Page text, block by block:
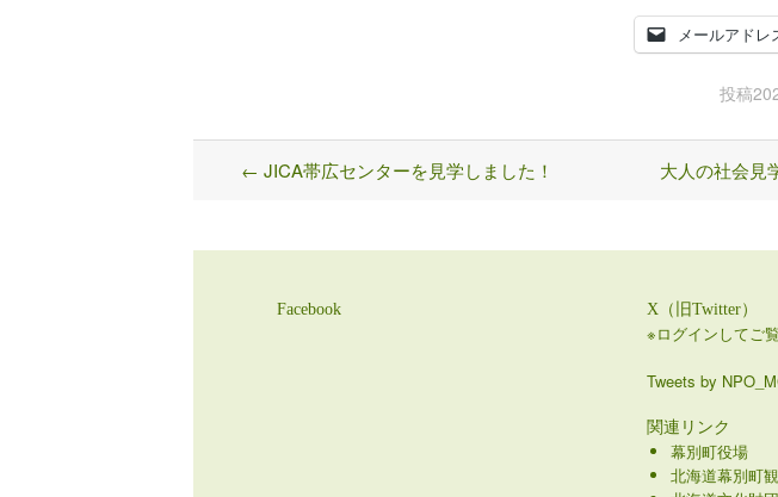
メールアドレ
投稿
Post
← JICA帯広センターを見学しました！ 大人の社会見
Facebook X（旧Twitter）
※ログインしてご
Tweets by
関連リンク
幕別町役場
北海道幕別町